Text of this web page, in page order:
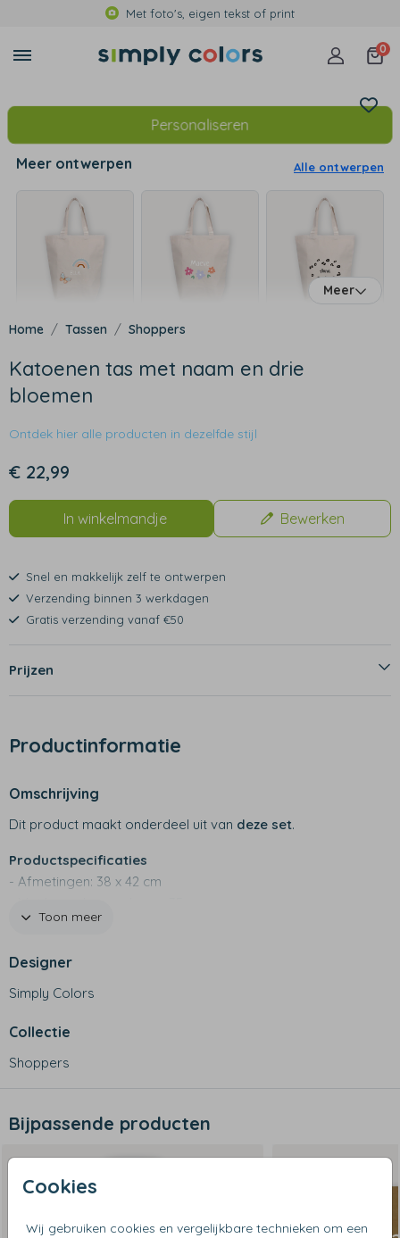
Met foto's, eigen tekst of print
0
Cookies
Wij gebruiken cookies en vergelijkbare technieken om een
Personaliseren
Meer ontwerpen Alle ontwerpen
Meer
Tassen Shoppers
Katoenen tas met naam en drie
bloemen
Ontdek hier alle producten in dezelfde stijl
€ 22,99
In winkelmandje Bewerken
Snel en makkelijk zelf te ontwerpen
Verzending binnen 3 werkdagen
Gratis verzending vanaf €50
Prijzen
Productinformatie
Omschrijving
Dit product maakt onderdeel uit van deze set.
Productspecificaties
- Afmetingen: 38 x 42 cm
- Duurzaam alternatief voor plastic tassen!
Toon meer
Designer
Simply Colors
Collectie
Shoppers
Bijpassende producten